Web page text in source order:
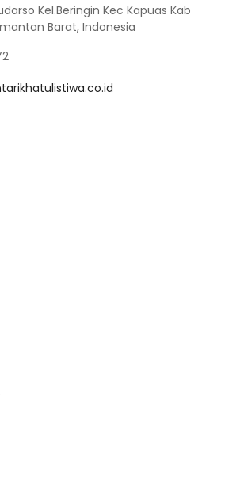
Kel.Beringin Kec Kapuas Kab
Barat, Indonesia